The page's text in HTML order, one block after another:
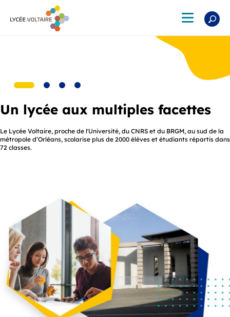
Toggle
navigation
Un lycée aux multiples facettes
Le Lycée Voltaire, proche de l'Université, du CNRS et du BRGM, au sud de la
métropole d’Orléans, scolarise plus de 2000 élèves et étudiants répartis dans
72 classes.
Un cadre de vie exceptionnel
Sur 7 hectares, un véritable campus au service de la réussite des lycéens et
des étudiants